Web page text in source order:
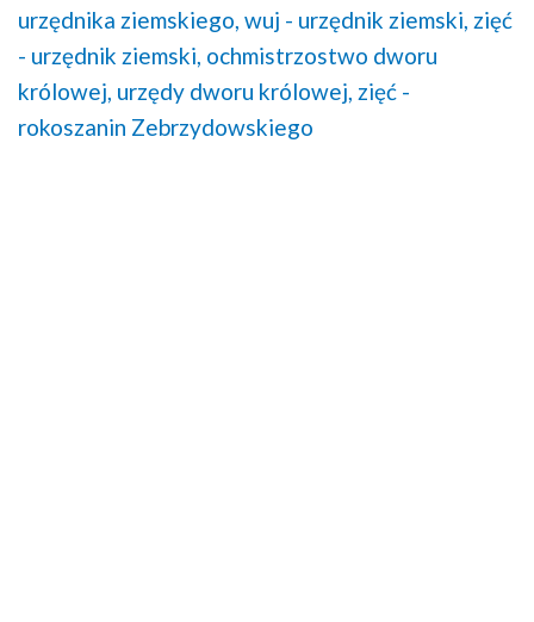
urzędnika ziemskiego, wuj - urzędnik ziemski, zięć
- urzędnik ziemski, ochmistrzostwo dworu
królowej, urzędy dworu królowej, zięć -
rokoszanin Zebrzydowskiego